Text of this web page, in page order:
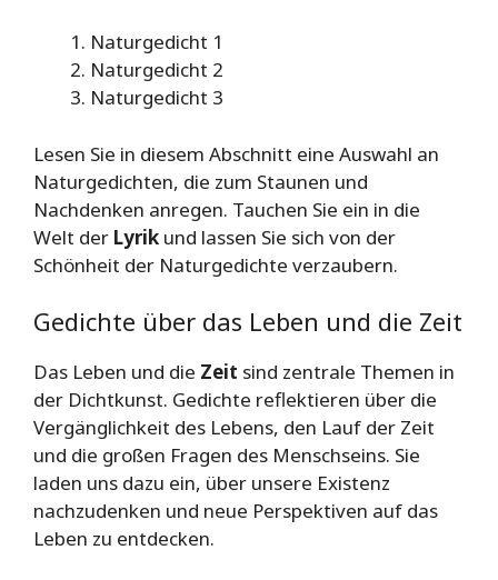
Naturgedicht 1
Naturgedicht 2
Naturgedicht 3
Lesen Sie in diesem Abschnitt eine Auswahl an
Naturgedichten, die zum Staunen und
Nachdenken anregen. Tauchen Sie ein in die
Welt der Lyrik und lassen Sie sich von der
Schönheit der Naturgedichte verzaubern.
Gedichte über das Leben und die Zeit
Das Leben und die Zeit sind zentrale Themen in
der Dichtkunst. Gedichte reflektieren über die
Vergänglichkeit des Lebens, den Lauf der Zeit
und die großen Fragen des Menschseins. Sie
laden uns dazu ein, über unsere Existenz
nachzudenken und neue Perspektiven auf das
Leben zu entdecken.